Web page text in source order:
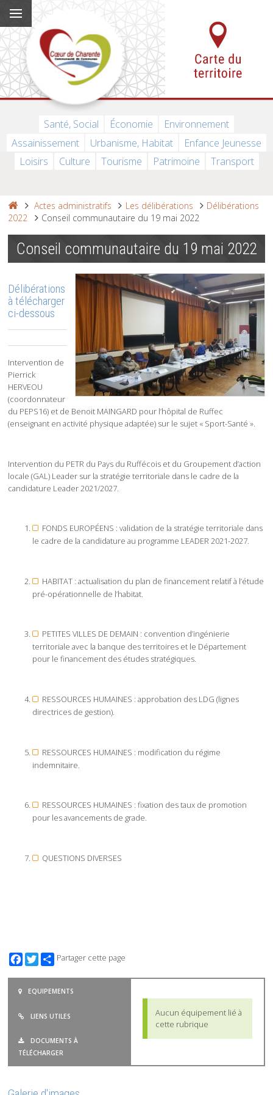
Santé, Social Économie
Environnement
Assainissement
Urbanisme, Habitat
Enfance Jeunesse
Loisirs
Culture Tourisme Patrimoine Transport
Actes administratifs Les délibérations
Délibérations
2022
Conseil communautaire du 19 mai 2022
Conseil communautaire du 19 mai 2022
Délibérations
à télécharger
ci-dessous
Intervention de
Pierrick
HERVEOU
(coordonnateur
du PEPS16) et de Benoit MAINGARD pour l’hôpital de Ruffec
(enseignant en activité physique adaptée) sur le sujet « Sport-Santé ».
Intervention du PETR du Pays du Ruffécois et du Groupement d’action
locale (GAL) Leader sur la stratégie territoriale dans le cadre de la
candidature Leader 2021/2027.
FONDS EUROPÉENS : validation de la stratégie territoriale dans
le cadre de la candidature au programme LEADER 2021-2027.
HABITAT : actualisation du plan de financement relatif à l’étude
pré-opérationnelle de l’habitat.
PETITES VILLES DE DEMAIN : convention d’ingénierie
territoriale avec la banque des territoires et le Département
pour le financement des études stratégiques.
RESSOURCES HUMAINES : approbation des LDG (lignes
directrices de gestion).
RESSOURCES HUMAINES : modification du régime
indemnitaire.
RESSOURCES HUMAINES : fixation des taux de promotion
pour les avancements de grade.
QUESTIONS DIVERSES
Facebook
TwitterPartager cette page
EQUIPEMENTS
LIENS UTILES
DOCUMENTS À
TÉLÉCHARGER
Aucun équipement lié à
cette rubrique